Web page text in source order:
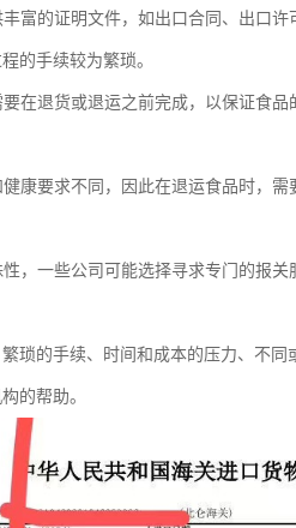
富的证明文件，如出口合同、出口
的手续较为繁琐。
在退货或退运之前完成，以保证食品
康要求不同，因此在退运食品时，
，一些公司可能选择寻求专门的报
琐的手续、时间和成本的压力、不
的帮助。